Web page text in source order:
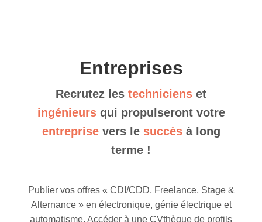
Entreprises
Recrutez les techniciens et
ingénieursqui propulseront votre
entreprisevers le succèsà long
terme !
Publier vos offres « CDI/CDD, Freelance, Stage &
Alternance » en électronique, génie électrique et
automatisme. Accéder à une CVthèque de profils